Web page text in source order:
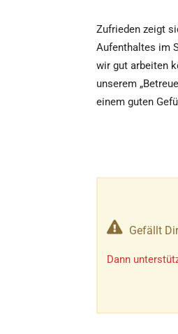
Zufrieden zeigt
Aufenthaltes im
wir gut arbeiten
unserem
einem guten
Gefällt
Dann